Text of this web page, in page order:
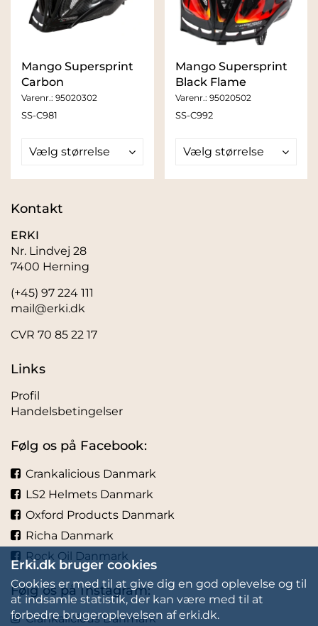
Mango Supersprint
Carbon
Varenr.: 95020302
SS-C981
Vælg størrelse
Mango Supersprint
Black Flame
Varenr.: 95020502
SS-C992
Vælg størrelse
Kontakt
ERKI
Nr. Lindvej 28
7400 Herning
(+45) 97 224 111
mail@erki.dk
CVR 70 85 22 17
Links
Profil
Handelsbetingelser
Følg os på Facebook:
Crankalicious Danmark
LS2 Helmets Danmark
Oxford Products Danmark
Richa Danmark
Rock Oil Danmark
Følg os på Instagram:
Crankalicious Danmark
Erki.dk bruger cookies
Cookies er med til at give dig en god oplevelse og til
at indsamle statistik, der kan være med til at
forbedre brugeroplevelsen af erki.dk.